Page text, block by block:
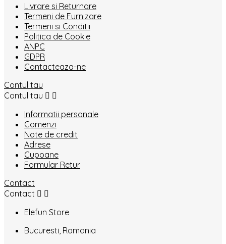
Livrare si Returnare
Termeni de Furnizare
Termeni si Conditii
Politica de Cookie
ANPC
GDPR
Contacteaza-ne
Contul tau
Contul tau  
Informatii personale
Comenzi
Note de credit
Adrese
Cupoane
Formular Retur
Contact
Contact  
Elefun Store
Bucuresti, Romania